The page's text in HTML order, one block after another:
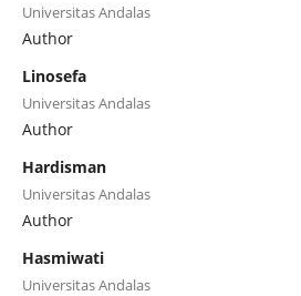
Universitas Andalas
Author
Linosefa
Universitas Andalas
Author
Hardisman
Universitas Andalas
Author
Hasmiwati
Universitas Andalas